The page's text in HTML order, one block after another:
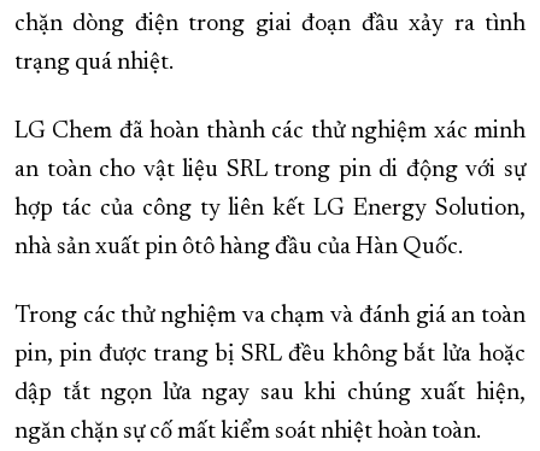
chặn dòng điện trong giai đoạn đầu xảy ra tình
trạng quá nhiệt.
LG Chem đã hoàn thành các thử nghiệm xác minh
an toàn cho vật liệu SRL trong pin di động với sự
hợp tác của công ty liên kết LG Energy Solution,
nhà sản xuất pin ôtô hàng đầu của Hàn Quốc.
Trong các thử nghiệm va chạm và đánh giá an toàn
pin, pin được trang bị SRL đều không bắt lửa hoặc
dập tắt ngọn lửa ngay sau khi chúng xuất hiện,
ngăn chặn sự cố mất kiểm soát nhiệt hoàn toàn.